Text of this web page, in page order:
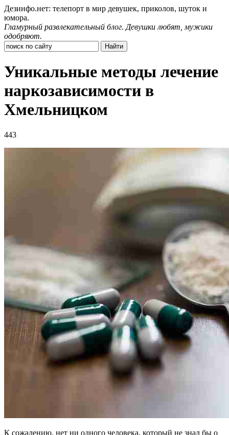
Дезинфо.нет: телепорт в мир девушек, приколов, шуток и
юмора.
Гламурный развлекательный блог. Девушки любят, мужики
одобряют.
Уникальные методы лечение
наркозависимости в
Хмельницком
443
К сожалению, нет ни одного человека, который не знал бы о